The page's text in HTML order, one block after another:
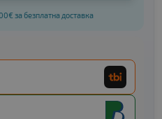
за безплатна доставка